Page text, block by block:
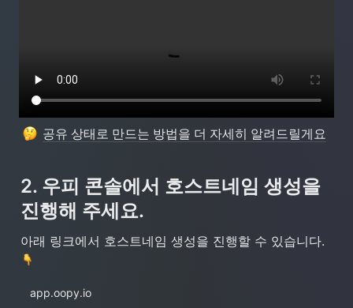
공유 상태로 만드는 방법을 더 자세히 알려드릴게요
2. 우피 콘솔에서 호스트네임 생성을
진행해 주세요.
아래 링크에서 호스트네임 생성을 진행할 수 있습니다.
app.oopy.io